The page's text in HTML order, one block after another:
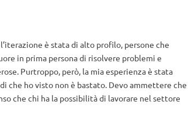
è stata di alto profilo, persone che
in prima persona di risolvere problemi e
Purtroppo, però, la mia esperienza è stata
che ho visto non è bastato. Devo ammettere che
che chi ha la possibilità di lavorare nel settore